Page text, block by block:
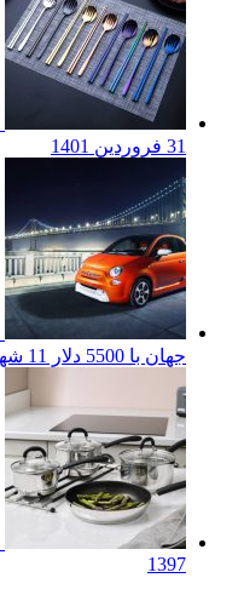
31 فروردین 1401
جهان با 5500 دلار
11 شهریور 1398
1397